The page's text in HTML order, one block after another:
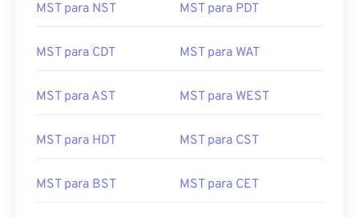
MST para NST MST para PDT
MST para CDT MST para WAT
MST para AST MST para WEST
MST para HDT MST para CST
MST para BST MST para CET